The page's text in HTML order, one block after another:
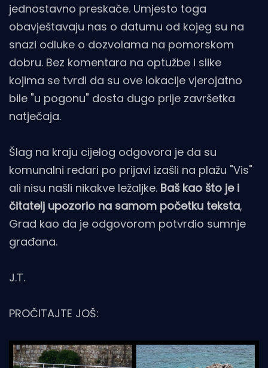
jednostavno preskače. Umjesto toga
obavještavaju nas o datumu od kojeg su na
snazi odluke o dozvolama na pomorskom
dobru. Bez komentara na optužbe i slike
kojima se tvrdi da su ove lokacije vjerojatno
bile "u pogonu" dosta dugo prije završetka
natječaja.
Šlag na kraju cijelog odgovora je da su
komunalni redari po prijavi izašli na plažu "Vis"
ali nisu našli nikakve ležaljke. Baš kao što je i
čitatelj upozorio na samom početku teksta,
Grad kao da je odgovorom potvrdio sumnje
građana.
J.T.
PROČITAJTE JOŠ: